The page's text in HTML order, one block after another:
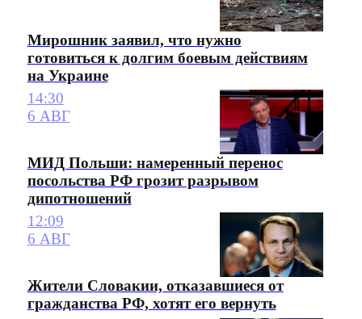
Мирошник заявил, что нужно
готовиться к долгим боевым действиям
на Украине
14:30
6 АВГ
МИД Польши: намеренный перенос
посольства РФ грозит разрывом
дипотношений
12:09
6 АВГ
Жители Словакии, отказавшиеся от
гражданства РФ, хотят его вернуть